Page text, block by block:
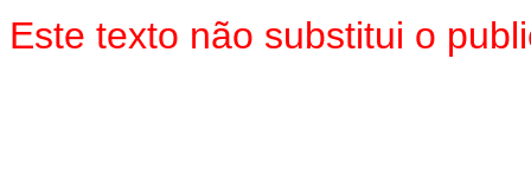
Este texto não substitui o